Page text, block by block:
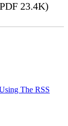
23.4K)
The RSS